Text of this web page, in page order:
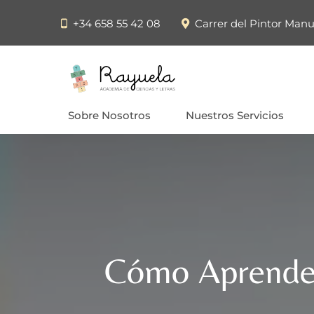
+34 658 55 42 08 Carrer del Pintor
Sobre Nosotros Nuestros Servicios
Cómo